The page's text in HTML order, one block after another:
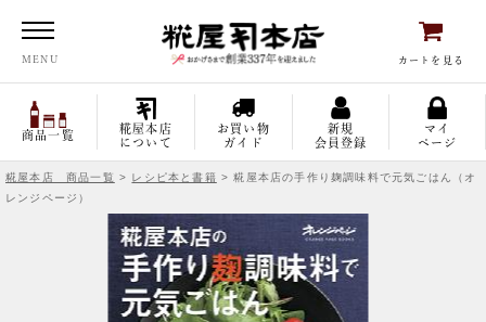
MENU カートを見る
商品一覧
糀屋本店
について
お買い物
ガイド
新規
会員登録
マイ
ページ
糀屋本店 商品一覧 > レシピ本と書籍 > 糀屋本店の手作り麹調味料で元気ごはん（オ
レンジページ）